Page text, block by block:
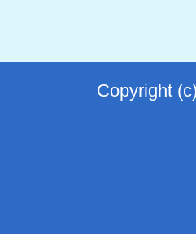
Copyright